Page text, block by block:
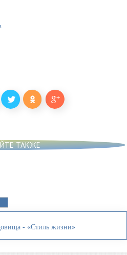
ТАКЖЕ
- «Стиль жизни»